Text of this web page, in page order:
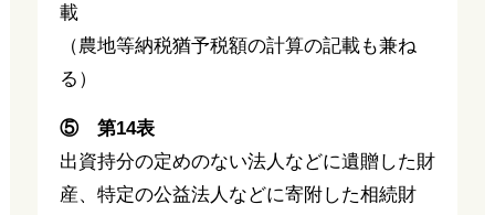
載
（農地等納税猶予税額の計算の記載も兼ね
る）
⑤ 第14表
出資持分の定めのない法人などに遺贈した財
産、特定の公益法人などに寄附した相続財